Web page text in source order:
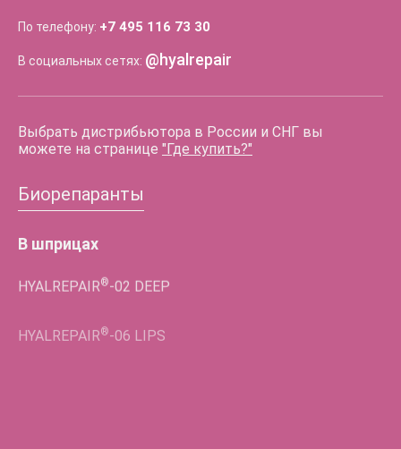
По телефону: +7 495 116 73 30
В социальных сетях: @hyalrepair
Выбрать дистрибьютора в России и СНГ вы
можете на странице "Где купить?"
Биорепаранты
В шприцах
HYALREPAIR ® -02 DEEP